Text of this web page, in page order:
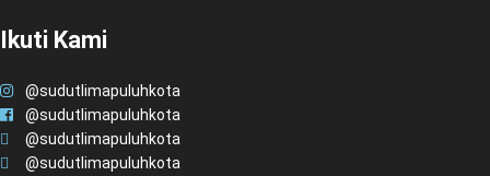
Ikuti Kami
@sudutlimapuluhkota
@sudutlimapuluhkota
@sudutlimapuluhkota
@sudutlimapuluhkota